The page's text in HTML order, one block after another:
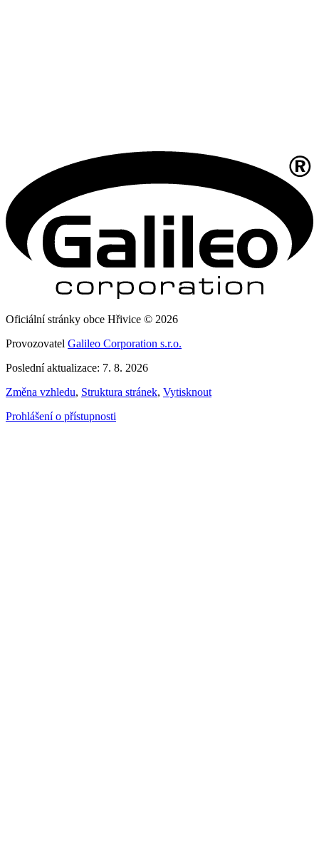
Oficiální stránky obce Hřivice © 2026
Provozovatel Galileo Corporation s.r.o.
Poslední aktualizace: 7. 8. 2026
Změna vzhledu, Struktura stránek, Vytisknout
Prohlášení o přístupnosti